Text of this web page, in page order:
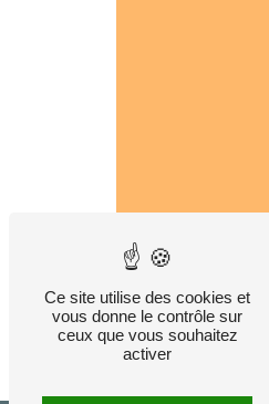
Ce site utilise des cookies et
vous donne le contrôle sur
ceux que vous souhaitez
activer